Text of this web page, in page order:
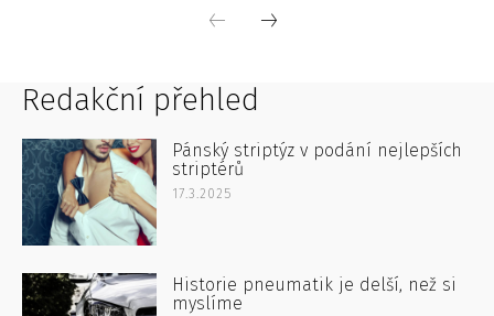
Redakční přehled
Pánský striptýz v podání nejlepších
striptérů
17.3.2025
Historie pneumatik je delší, než si
myslíme